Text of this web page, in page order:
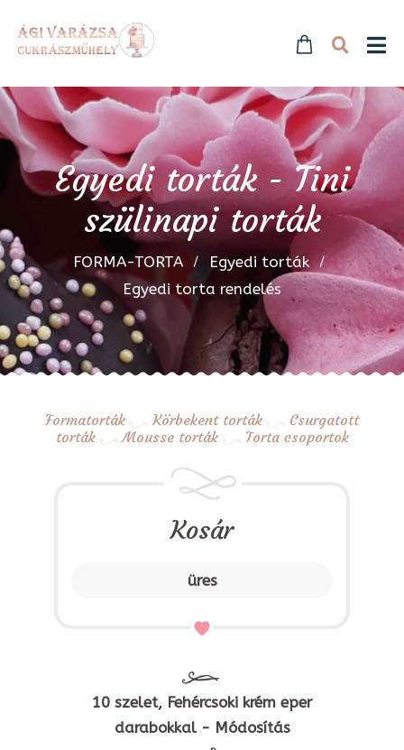
Egyedi torták - Tini
szülinapi torták
FORMA-TORTA
Egyedi torták
Egyedi torta rendelés
Formatorták Körbekent torták
Csurgatott
torták
Mousse torták Torta csoportok
Kosár
üres
10 szelet, Fehércsoki krém eper
darabokkal - Módosítás